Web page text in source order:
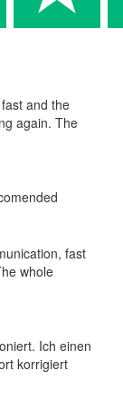
and the
again. The
fast
whole
Ich einen
korrigiert